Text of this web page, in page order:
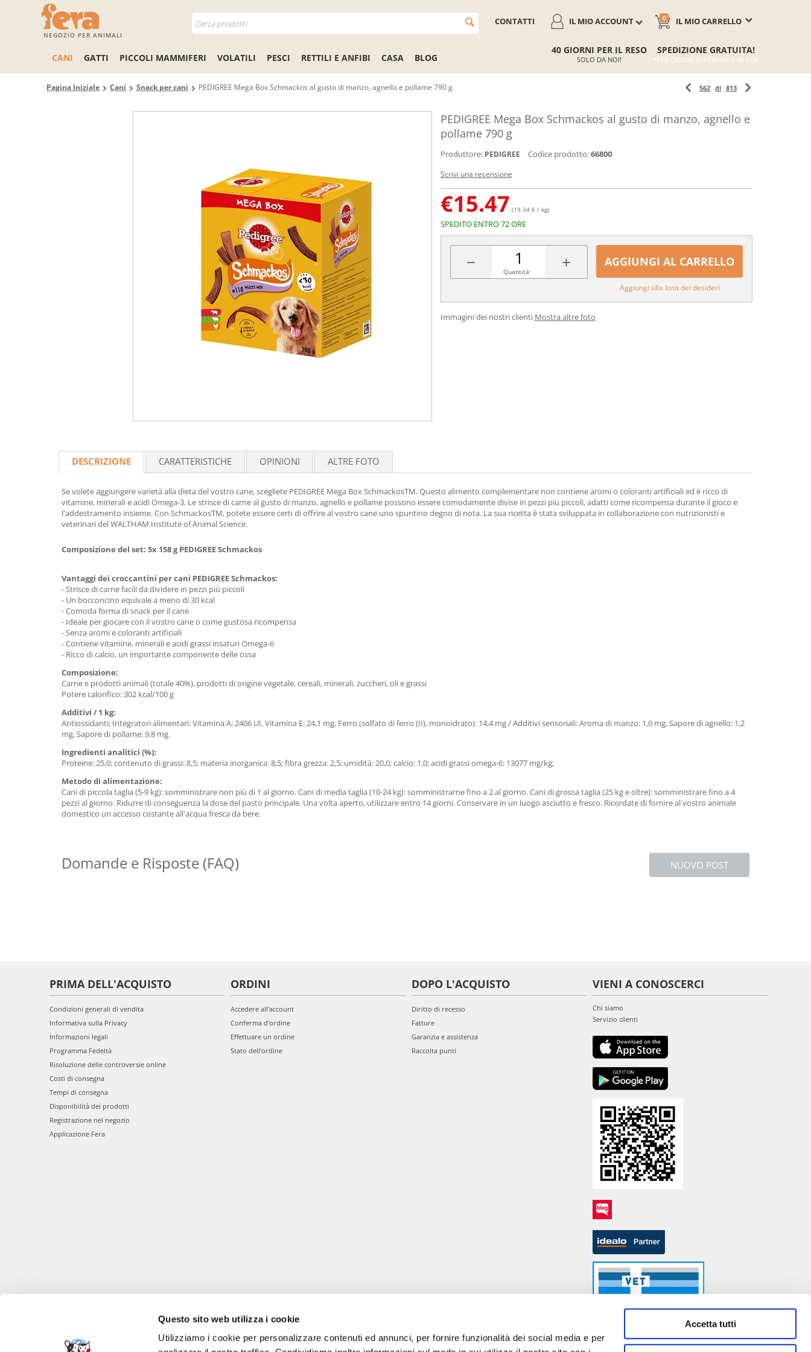
Questo sito web utilizza i cookie
Utilizziamo i cookie per personalizzare contenuti ed annunci, per fornire funzionalità dei social media e per
Accetta tutti
NEGOZIO PER ANIMALI
IL MIO CARRELLO
0
IL MIO ACCOUNT
CONTATTI
CANI GATTI PICCOLI MAMMIFERI VOLATILI PESCI RETTILI E ANFIBI CASA BLOG
40 GIORNI PER IL RESO
SOLO DA NOI!
SPEDIZIONE GRATUITA!
*PER ORDINI SUPERIORI A 45 EUR
Pagina Iniziale Cani Snack per cani PEDIGREE Mega Box Schmackos al gusto di manzo, agnello e pollame 790 g 562 di 813
PEDIGREE Mega Box Schmackos al gusto di manzo, agnello e
pollame 790 g
Produttore: PEDIGREE Codice prodotto:66800
Scrivi una recensione
€15.47 (19.34 € / kg)
SPEDITO ENTRO 72 ORE
− +
Quantità:
AGGIUNGI AL CARRELLO
Aggiungi alla lista dei desideri
Immagini dei nostri clienti Mostra altre foto
DESCRIZIONE CARATTERISTICHE OPINIONI ALTRE FOTO
Se volete aggiungere varietà alla dieta del vostro cane, scegliete PEDIGREE Mega Box SchmackosTM. Questo alimento complementare non contiene aromi o coloranti artificiali ed è ricco di
vitamine, minerali e acidi Omega-3. Le strisce di carne al gusto di manzo, agnello e pollame possono essere comodamente divise in pezzi più piccoli, adatti come ricompensa durante il gioco e
l'addestramento insieme. Con SchmackosTM, potete essere certi di offrire al vostro cane uno spuntino degno di nota. La sua ricetta è stata sviluppata in collaborazione con nutrizionisti e
veterinari del WALTHAM Institute of Animal Science.
Composizione del set: 5x 158 g PEDIGREE Schmackos
Vantaggi dei croccantini per cani PEDIGREE Schmackos:
- Strisce di carne facili da dividere in pezzi più piccoli
- Un bocconcino equivale a meno di 30 kcal
- Comoda forma di snack per il cane
- Ideale per giocare con il vostro cane o come gustosa ricompensa
- Senza aromi e coloranti artificiali
- Contiene vitamine, minerali e acidi grassi insaturi Omega-6
- Ricco di calcio, un importante componente delle ossa
Composizione:
Carne e prodotti animali (totale 40%), prodotti di origine vegetale, cereali, minerali, zuccheri, oli e grassi
Potere calorifico: 302 kcal/100 g
Additivi / 1 kg:
Antiossidanti; Integratori alimentari: Vitamina A: 2406 UI, Vitamina E: 24,1 mg, Ferro (solfato di ferro (II), monoidrato): 14,4 mg / Additivi sensoriali: Aroma di manzo: 1,0 mg, Sapore di agnello: 1,2
mg, Sapore di pollame: 9,8 mg.
Ingredienti analitici (%):
Proteine: 25,0; contenuto di grassi: 8,5; materia inorganica: 8,5; fibra grezza: 2,5; umidità: 20,0; calcio: 1,0; acidi grassi omega-6: 13077 mg/kg;
Metodo di alimentazione:
Cani di piccola taglia (5-9 kg): somministrare non più di 1 al giorno. Cani di media taglia (10-24 kg): somministrarne fino a 2 al giorno. Cani di grossa taglia (25 kg e oltre): somministrare fino a 4
pezzi al giorno. Ridurre di conseguenza la dose del pasto principale. Una volta aperto, utilizzare entro 14 giorni. Conservare in un luogo asciutto e fresco. Ricordate di fornire al vostro animale
domestico un accesso costante all'acqua fresca da bere.
NUOVO POST
Domande e Risposte (FAQ)
PRIMA DELL'ACQUISTO
Condizioni generali di vendita
Informativa sulla Privacy
Informazioni legali
Programma Fedeltà
Risoluzione delle controversie online
Costi di consegna
Tempi di consegna
Disponibilità dei prodotti
Registrazione nel negozio
Applicazione Fera
ORDINI
Accedere all'account
Conferma d'ordine
Effettuare un ordine
Stato dell'ordine
DOPO L'ACQUISTO
Diritto di recesso
Fatture
Garanzia e assistenza
Raccolta punti
VIENI A CONOSCERCI
Chi siamo
Servizio clienti